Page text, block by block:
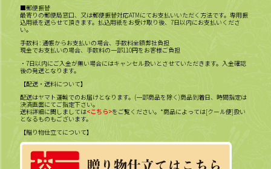
■郵便振替
最寄りの郵便局窓口、又は郵便振替対応ATMにてお支払いいただく方法です。専用振
込用紙を送らせて頂きます。払込用紙をお受け取り後、7日以内にお支払いくださ
い。
手数料 : 通帳からお支払いの場合、手数料全額弊社負担
現金でお支払いの場合、手数料の一部110円をお客様ご負担
・7日以内にご入金が無い場合にはキャンセル扱いとさせていただきます。入金確認
後の発送となります。
【配送・送料について】
配送はヤマト運輸でのお届けとなります。(一部商品を除く)商品到着日、時間指定は
決済画面にてご指定下さい。
送料詳細に関しましては<こちら>をご覧ください。*商品によっては[クール便]扱い
となるものもございます。
【贈り物仕立てについて】